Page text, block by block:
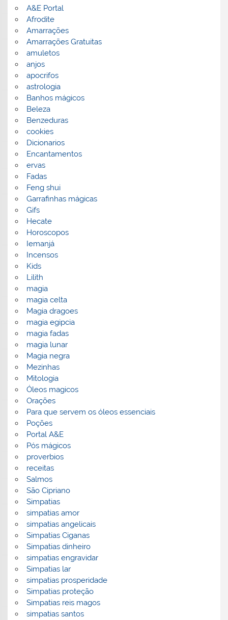
A&E Portal
Afrodite
Amarrações
Amarrações Gratuitas
amuletos
anjos
apocrifos
astrologia
Banhos mágicos
Beleza
Benzeduras
cookies
Dicionarios
Encantamentos
ervas
Fadas
Feng shui
Garrafinhas mágicas
Gifs
Hecate
Horoscopos
Iemanjá
Incensos
Kids
Lilith
magia
magia celta
Magia dragoes
magia egipcia
magia fadas
magia lunar
Magia negra
Mezinhas
Mitologia
Óleos magicos
Orações
Para que servem os óleos essenciais
Poções
Portal A&E
Pós mágicos
proverbios
receitas
Salmos
São Cipriano
Simpatias
simpatias amor
simpatias angelicais
Simpatias Ciganas
Simpatias dinheiro
simpatias engravidar
Simpatias lar
simpatias prosperidade
Simpatias proteção
Simpatias reis magos
simpatias santos